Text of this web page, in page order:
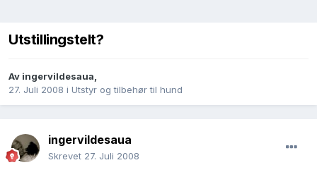
Utstillingstelt?
Av ingervildesaua,
27. Juli 2008 i Utstyr og tilbehør til hund
ingervildesaua
Skrevet 27. Juli 2008